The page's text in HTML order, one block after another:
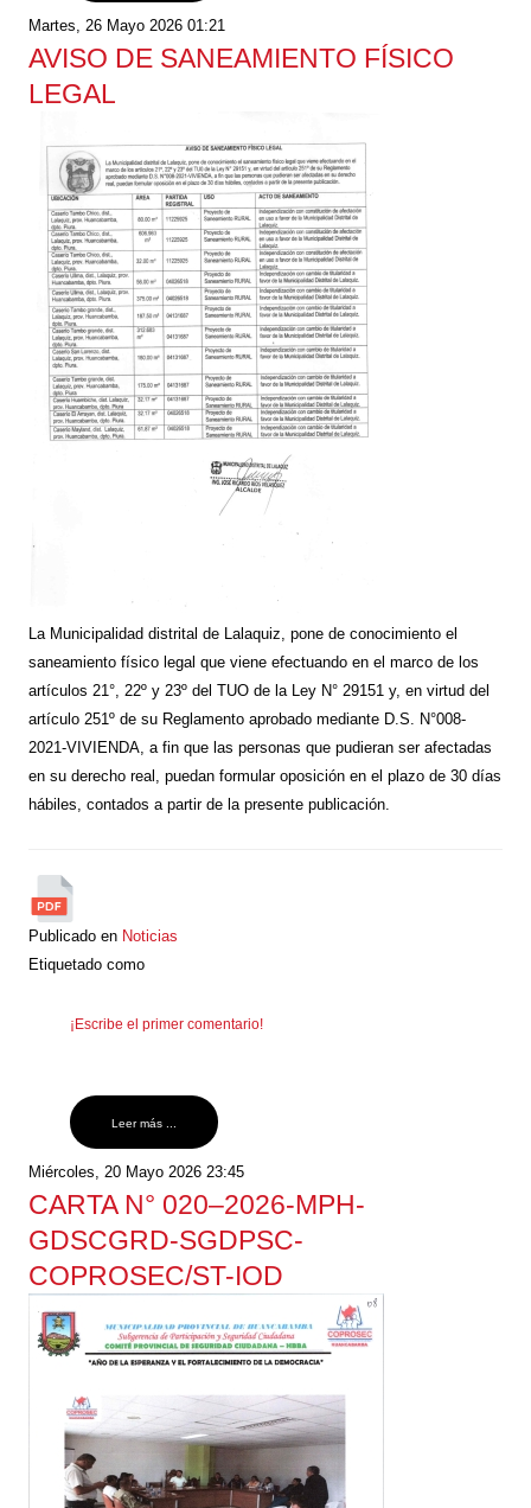
Martes, 26 Mayo 2026 01:21
AVISO DE SANEAMIENTO FÍSICO
LEGAL
La Municipalidad distrital de Lalaquiz, pone de conocimiento el
saneamiento físico legal que viene efectuando en el marco de los
artículos 21°, 22º y 23º del TUO de la Ley N° 29151 y, en virtud del
artículo 251º de su Reglamento aprobado mediante D.S. N°008-
2021-VIVIENDA, a fin que las personas que pudieran ser afectadas
en su derecho real, puedan formular oposición en el plazo de 30 días
hábiles, contados a partir de la presente publicación.
Publicado en Noticias
Etiquetado como
¡Escribe el primer comentario!
Leer más ...
Miércoles, 20 Mayo 2026 23:45
CARTA N° 020–2026-MPH-
GDSCGRD-SGDPSC-
COPROSEC/ST-IOD